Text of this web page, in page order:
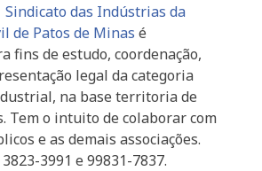
Sindicato das Indústrias da
de Patos de Minas é
fins de estudo, coordenação,
legal da categoria
na base territoria de
Tem o intuito de colaborar com
e as demais associações.
3991 e 99831-7837.